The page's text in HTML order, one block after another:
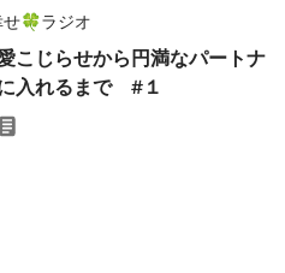
せ🍀ラジオ
こじらせから円満なパートナ
入れるまで #１